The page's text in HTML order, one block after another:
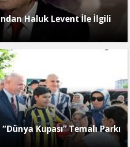
Haluk Levent İle İlgili
Kupası” Temalı Parkı